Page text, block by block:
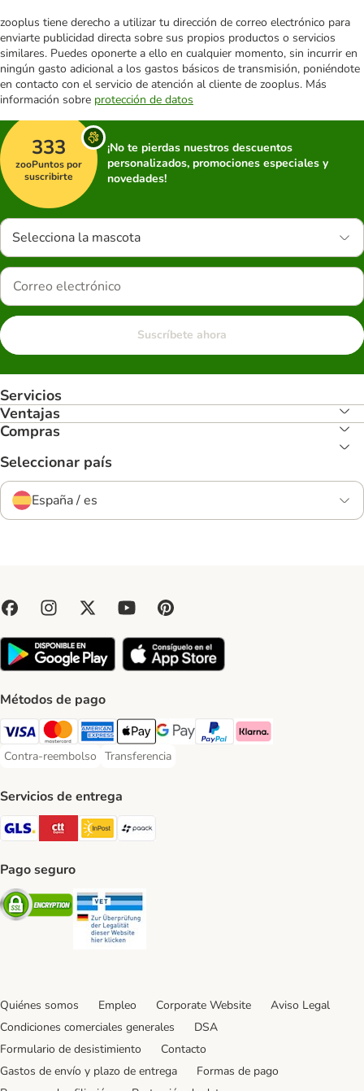
zooplus tiene derecho a utilizar tu dirección de correo electrónico para
enviarte publicidad directa sobre sus propios productos o servicios
similares. Puedes oponerte a ello en cualquier momento, sin incurrir en
ningún gasto adicional a los gastos básicos de transmisión, poniéndote
en contacto con el servicio de atención al cliente de zooplus. Más
información sobre protección de datos
333
zooPuntos por
suscribirte
¡No te pierdas nuestros descuentos
personalizados, promociones especiales y
novedades!
Selecciona la mascota
Suscríbete ahora
Servicios
Ventajas
Compras
Seleccionar país
España / es
Métodos de pago
Visa Payment Method
Mastercard Payment Method
American Express Payment Method
Apple Pay Payment Method
Google Pay Payment Method
PayPal Payment Method
Klarna Payment Method
Contra-reembolso
Contra-reembolso Payment Method
Transferencia
Transferencia Payment Method
Servicios de entrega
GLS Shipping Method
CTTExpress Shipping Method
InPost Shipping Method
paack Shipping Method
Pago seguro
Security
Quiénes somos Empleo Corporate Website
Aviso Legal
Condiciones comerciales generales
DSA
Formulario de desistimiento
Contacto
Gastos de envío y plazo de entrega
Formas de pago